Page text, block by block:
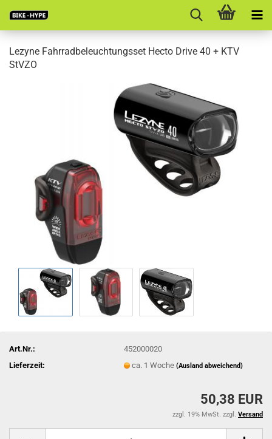
Lezyne Fahrradbeleuchtungsset Hecto Drive 40 + KTV
StVZO
Art.Nr.:
452000020
Lieferzeit:
ca. 1 Woche(Ausland abweichend)
50,38 EUR
zzgl. 19% MwSt. zzgl. Versand